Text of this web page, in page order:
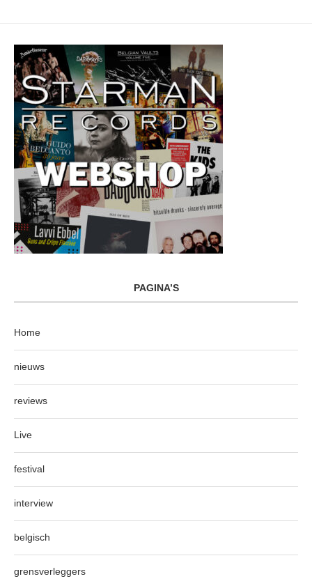
PAGINA’S
Home
nieuws
reviews
Live
festival
interview
belgisch
grensverleggers